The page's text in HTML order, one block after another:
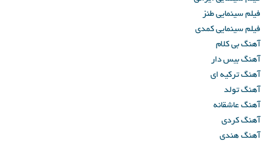
فیلم سینمایی طنز
فیلم سینمایی کمدی
آهنگ بی کلام
آهنگ بیس دار
آهنگ ترکیه ای
آهنگ تولد
آهنگ عاشقانه
آهنگ کردی
آهنگ هندی